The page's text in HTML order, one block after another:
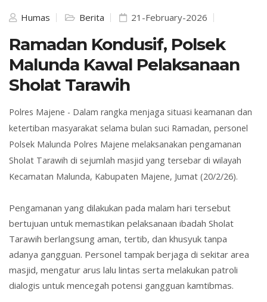
Humas Berita 21-February-2026
Ramadan Kondusif, Polsek
Malunda Kawal Pelaksanaan
Sholat Tarawih
Polres Majene - Dalam rangka menjaga situasi keamanan dan
ketertiban masyarakat selama bulan suci Ramadan, personel
Polsek Malunda Polres Majene melaksanakan pengamanan
Sholat Tarawih di sejumlah masjid yang tersebar di wilayah
Kecamatan Malunda, Kabupaten Majene, Jumat (20/2/26).
Pengamanan yang dilakukan pada malam hari tersebut
bertujuan untuk memastikan pelaksanaan ibadah Sholat
Tarawih berlangsung aman, tertib, dan khusyuk tanpa
adanya gangguan. Personel tampak berjaga di sekitar area
masjid, mengatur arus lalu lintas serta melakukan patroli
dialogis untuk mencegah potensi gangguan kamtibmas.